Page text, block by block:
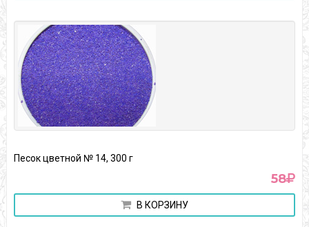
Песок цветной № 14, 300 г
58
В КОРЗИНУ